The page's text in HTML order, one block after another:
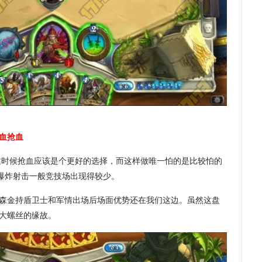
抢血
候抢血应该是个更好的选择，而这样做唯一怕的是比较怕的
射击一般竞技场出现得较少。
金持盾卫士和军情出场后场面优势还在我们这边。虽然这盘
螺丝的缘故。